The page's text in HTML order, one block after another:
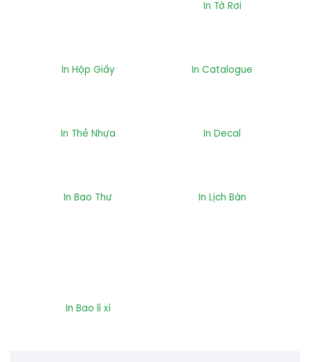
In Tờ Rơi
In Hộp Giấy In Catalogue
In Thẻ Nhựa In Decal
In Bao Thư In Lịch Bàn
In Bao lì xì